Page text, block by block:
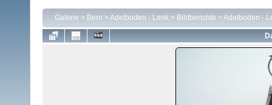
Galerie > Bern >Adelboden - Lenk > Bildberichte >Adelboden -